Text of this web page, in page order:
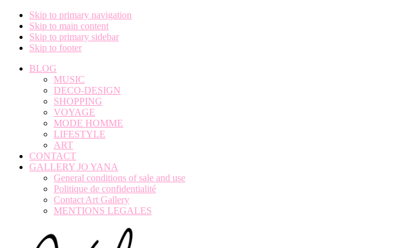
Skip to primary navigation
Skip to main content
Skip to primary sidebar
Skip to footer
BLOG
MUSIC
DECO-DESIGN
SHOPPING
VOYAGE
MODE HOMME
LIFESTYLE
ART
CONTACT
GALLERY JO YANA
General conditions of sale and use
Politique de confidentialité
Contact Art Gallery
MENTIONS LEGALES